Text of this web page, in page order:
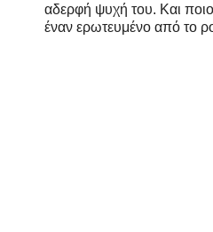
αδερφή ψυχή του. Και
έναν ερωτευμένο από το